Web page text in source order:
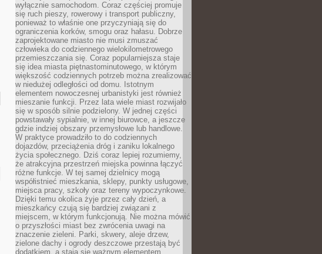
wyłącznie samochodom. Coraz częściej promuje
się ruch pieszy, rowerowy i transport publiczny,
ponieważ to właśnie one przyczyniają się do
ograniczenia korków, smogu oraz hałasu. Dobrze
zaprojektowane miasto nie musi zmuszać
człowieka do codziennego wielokilometrowego
przemieszczania się. Coraz popularniejsza staje
się idea miasta piętnastominutowego, w którym
większość codziennych potrzeb można zrealizować
w niedużej odległości od domu. Istotnym
elementem nowoczesnej urbanistyki jest również
mieszanie funkcji. Przez lata wiele miast rozwijało
się w sposób silnie podzielony. W jednej części
powstawały sypialnie, w innej biurowce, a jeszcze
gdzie indziej obszary przemysłowe lub handlowe.
W praktyce prowadziło to do codziennych
dojazdów, przeciążenia dróg i zaniku lokalnego
życia społecznego. Dziś coraz lepiej rozumiemy,
że atrakcyjna przestrzeń miejska powinna łączyć
różne funkcje. W tej samej dzielnicy mogą
współistnieć mieszkania, sklepy, punkty usługowe,
miejsca pracy, szkoły oraz tereny wypoczynkowe.
Dzięki temu okolica żyje przez cały dzień, a
mieszkańcy czują się bardziej związani z
miejscem, w którym funkcjonują. Nie można mówić
o przyszłości miast bez zwrócenia uwagi na
znaczenie zieleni. Parki, skwery, aleje drzew,
zielone dachy i ogrody deszczowe przestają być
dodatkiem, a stają się ważnym elementem